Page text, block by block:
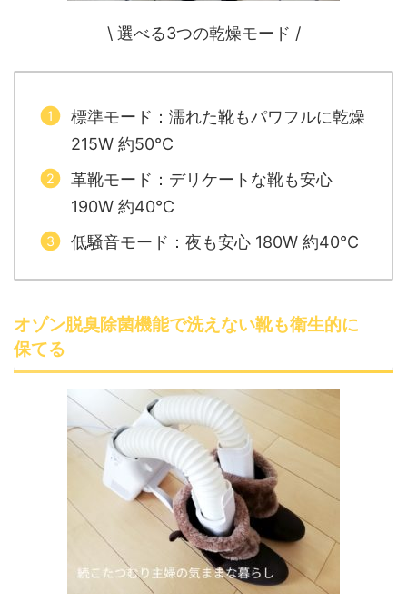
\ 選べる3つの乾燥モード /
標準モード：濡れた靴もパワフルに乾燥
215W 約50℃
革靴モード：デリケートな靴も安心
190W 約40℃
低騒音モード：夜も安心 180W 約40℃
オゾン脱臭除菌機能で洗えない靴も衛生的に
保てる